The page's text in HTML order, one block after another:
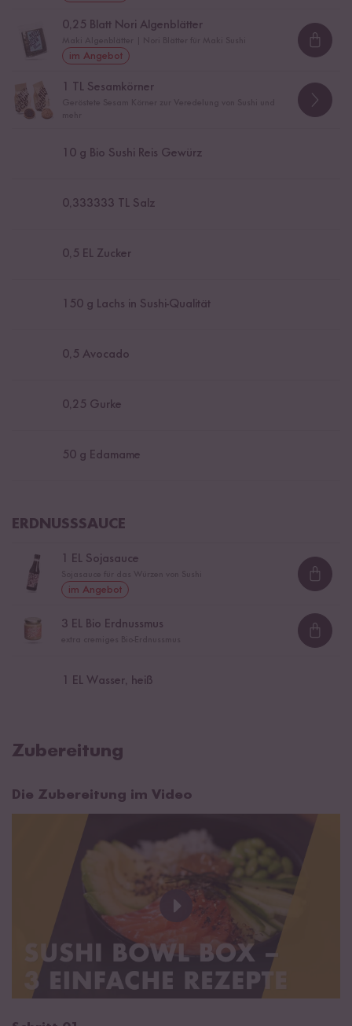
0,25 Blatt Nori Algenblätter
im Angebot
TL Sesamkörner
10 g Bio Sushi Reis Gewürz
0,333333 TL Salz
0,5 EL Zucker
150 g Lachs in Sushi-Qualität
0,5 Avocado
0,25 Gurke
50 g Edamame
ERDNUSSSAUCE
EL Sojasauce
im Angebot
3 EL Bio Erdnussmus
1 EL Wasser, heiß
Zubereitung
Die Zubereitung im Video